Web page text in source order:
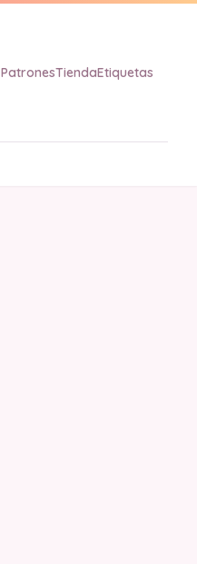
PatronesTiendaEtiquetas